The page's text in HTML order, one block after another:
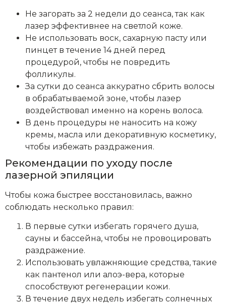
Не загорать за 2 недели до сеанса, так как
лазер эффективнее на светлой коже.
Не использовать воск, сахарную пасту или
пинцет в течение 14 дней перед
процедурой, чтобы не повредить
фолликулы.
За сутки до сеанса аккуратно сбрить волосы
в обрабатываемой зоне, чтобы лазер
воздействовал именно на корень волоса.
В день процедуры не наносить на кожу
кремы, масла или декоративную косметику,
чтобы избежать раздражения.
Рекомендации по уходу после
лазерной эпиляции
Чтобы кожа быстрее восстановилась, важно
соблюдать несколько правил:
В первые сутки избегать горячего душа,
сауны и бассейна, чтобы не провоцировать
раздражение.
Использовать увлажняющие средства, такие
как пантенол или алоэ-вера, которые
способствуют регенерации кожи.
В течение двух недель избегать солнечных